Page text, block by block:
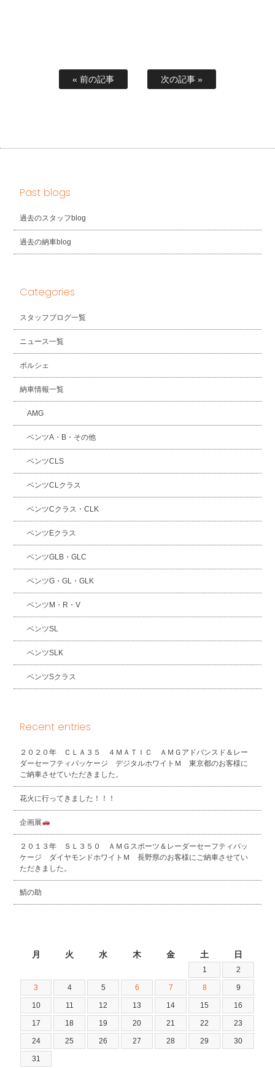
« 前の記事 次の記事 »
Past blogs
過去のスタッフblog
過去の納車blog
Categories
スタッフブログ一覧
ニュース一覧
ポルシェ
納車情報一覧
AMG
ベンツA・B・その他
ベンツCLS
ベンツCLクラス
ベンツCクラス・CLK
ベンツEクラス
ベンツGLB・GLC
ベンツG・GL・GLK
ベンツM・R・V
ベンツSL
ベンツSLK
ベンツSクラス
Recent entries
２０２０年 ＣＬＡ３５ ４ＭＡＴＩＣ ＡＭＧアドバンスド＆レー
ダーセーフティパッケージ デジタルホワイトＭ 東京都のお客様に
ご納車させていただきました。
花火に行ってきました！！！
企画展
２０１３年 ＳＬ３５０ ＡＭＧスポーツ＆レーダーセーフティパッ
ケージ ダイヤモンドホワイトＭ 長野県のお客様にご納車させてい
ただきました。
鯖の助
月 火 水 木 金 土 日
1 2
3 4 5 6 7 8 9
10 11 12 13 14 15 16
17 18 19 20 21 22 23
24 25 26 27 28 29 30
31